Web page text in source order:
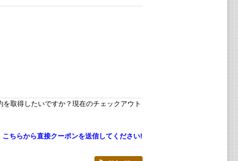
取得したいですか？現在のチェックアウト
こちらから直接クーポンを送信してください!